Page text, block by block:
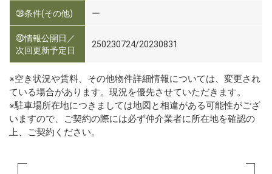
㊴条件(その他) ー
㊵情報公開日／
次回更新予定日
250230724/20230831
※空き状況や賃料、その他物件詳細情報については、変更され
ている場合があります。現況を優先させていただきます。
※駐車場所在地につきましては地図と相違がある可能性がござ
いますので、ご契約の際には必ず仲介業者に所在地を確認の
上、ご契約ください。